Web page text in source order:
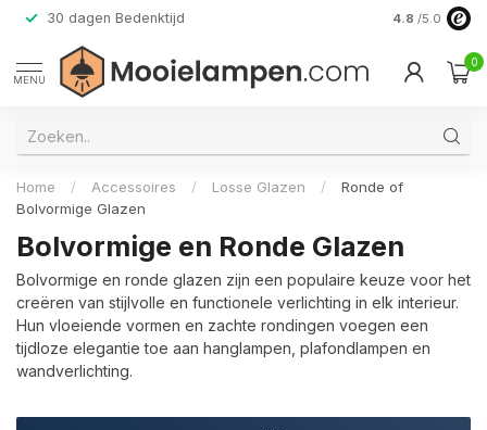
30 dagen Bedenktijd Verzending
4.8 /5.0
MENU
0
Home / Accessoires / Losse Glazen /
Ronde of
Bolvormige Glazen
Bolvormige en Ronde Glazen
Bolvormige en ronde glazen zijn een populaire keuze voor het
creëren van stijlvolle en functionele verlichting in elk interieur.
Hun vloeiende vormen en zachte rondingen voegen een
tijdloze elegantie toe aan hanglampen, plafondlampen en
wandverlichting.